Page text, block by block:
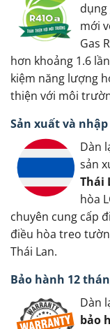
dụng
mới
Gas
hơn khoảng 1.6
kiệm năng lượng
thiện với môi
Sản xuất và
Dàn
sản
Thái
hòa
chuyên cung cấp
điều hòa treo
Thái Lan.
Bảo hành 12
Dàn
bảo